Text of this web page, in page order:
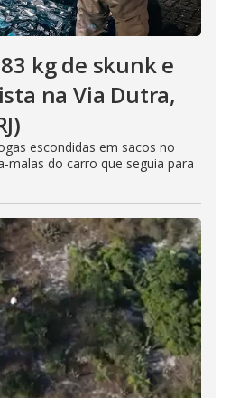
kg de skunk e
na Via Dutra,
escondidas em sacos no
malas do carro que seguia para